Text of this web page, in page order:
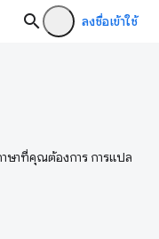
ลงชื่อเข้าใช้
าษาที่คุณต้องการ การแปล